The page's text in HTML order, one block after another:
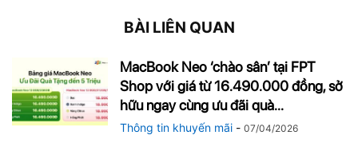
BÀI LIÊN QUAN
MacBook Neo ‘chào sân’ tại FPT
Shop với giá từ 16.490.000 đồng, sở
hữu ngay cùng ưu đãi quà...
Thông tin khuyến mãi - 07/04/2026